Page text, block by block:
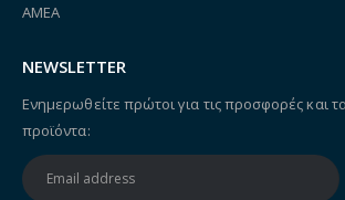
ΑΜΕΑ
NEWSLETTER
Ενημερωθείτε πρώτοι για τις προσφορές και
προϊόντα: